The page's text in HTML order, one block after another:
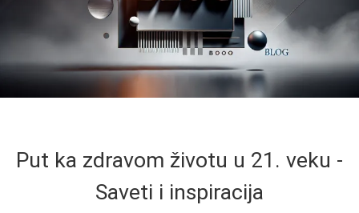
Put ka zdravom životu u 21. veku -
Saveti i inspiracija